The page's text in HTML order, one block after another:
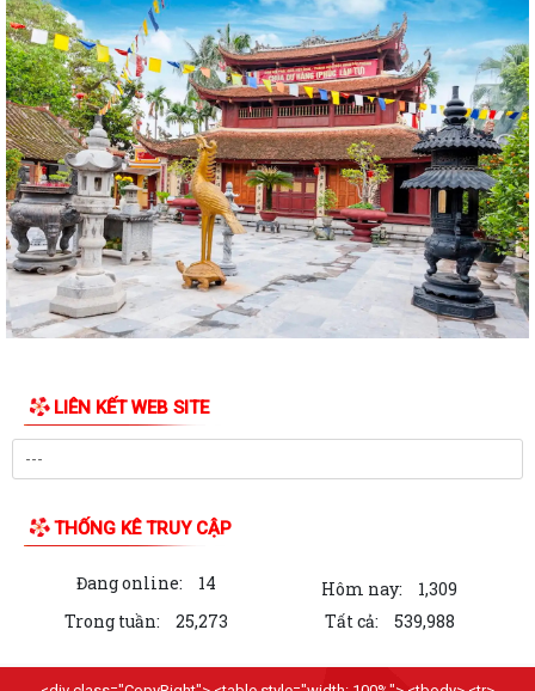
PHƯỜNG LÊ ĐẠI HÀNH THAM DỰ HỘI NGHỊ TOÀN QUỐC QUÁN TRIỆT,
TRIỂN KHAI NGHỊ QUYẾT HỘI NGHỊ TRUNG ƯƠNG...
HOẠT ĐỘNG CỦA HỘI CỰU CHIẾN BINH PHƯỜNG LÊ ĐẠI HÀNH NHÂN KỶ
NIỆM 79 NĂM NGÀY THƯƠNG BINH - LIỆT SĨ...
ỦY BAN MTTQ VIỆT NAM PHƯỜNG LÊ ĐẠI HÀNH PHỐI HỢP VỚI NGÂN
HÀNG CHÍNH SÁCH XÃ HỘI CHÍ LINH THĂM,...
THÔNG BÁO Kết quả kỳ họp thứ Năm (Kỳ họp thường lệ giữa năm
2026) Hội đồng nhân dân phường khóa...
THÔNG BÁO LỄ DÂNG HƯƠNG THẮP NẾN TRI ÂN CÁC ANH HÙNG LIỆT
CHIẾN DỊCH 500 NGÀY ĐÊM ĐẨY MẠNH THỰC HIỆN, TÌM KIẾM, QUY
TẬP, XÁC ĐỊNH DANH TÍNH HÀI CỐT LIỆT SĨ
công tác xây dựng văn bản quy...
Chỉ thị số 07-CT/TW đẩy mạnh học tập, thực hành tư tưởng, đạo đức,
phương pháp, phong cách Hồ Chí...
Hướng dẫn Quản lý và sử dụng thẻ Đảng viên
LIÊN KẾT WEB SITE
THỐNG KÊ TRUY CẬP
Đang online: 14 Hôm nay:
1,309
Trong tuần:
25,273 Tất cả: 539,988